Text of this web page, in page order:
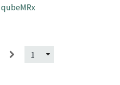
qubeMRx